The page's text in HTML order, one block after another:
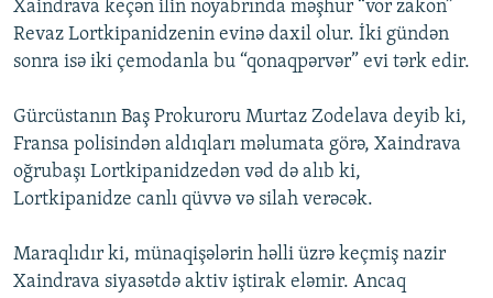
Xaindrava keçən ilin noyabrında məşhur “vor zakon”
Revaz Lortkipanidzenin evinə daxil olur. İki gündən
sonra isə iki çemodanla bu “qonaqpərvər” evi tərk edir.
Gürcüstanın Baş Prokuroru Murtaz Zodelava deyib ki,
Fransa polisindən aldıqları məlumata görə, Xaindrava
oğrubaşı Lortkipanidzedən vəd də alıb ki,
Lortkipanidze canlı qüvvə və silah verəcək.
Maraqlıdır ki, münaqişələrin həlli üzrə keçmiş nazir
Xaindrava siyasətdə aktiv iştirak eləmir. Ancaq